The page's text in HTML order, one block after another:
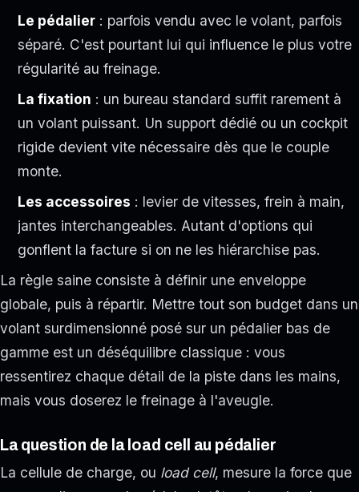
Le pédalier : parfois vendu avec le volant, parfois
séparé. C'est pourtant lui qui influence le plus votre
régularité au freinage.
La fixation : un bureau standard suffit rarement à
un volant puissant. Un support dédié ou un cockpit
rigide devient vite nécessaire dès que le couple
monte.
Les accessoires : levier de vitesses, frein à main,
jantes interchangeables. Autant d'options qui
gonflent la facture si on ne les hiérarchise pas.
La règle saine consiste à définir une enveloppe
globale, puis à répartir. Mettre tout son budget dans un
volant surdimensionné posé sur un pédalier bas de
gamme est un déséquilibre classique : vous
ressentirez chaque détail de la piste dans les mains,
mais vous doserez le freinage à l'aveugle.
La question de la load cell au pédalier
La cellule de charge, ou load cell, mesure la force que